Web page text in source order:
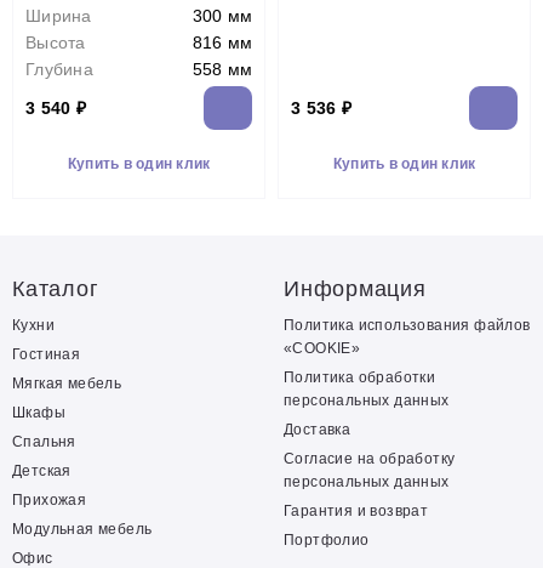
Ширина
300 мм
Высота
816 мм
Глубина
558 мм
3 540 ₽
Купить в один клик
3 536 ₽
Купить в один клик
Каталог
Кухни
Гостиная
Мягкая мебель
Шкафы
Спальня
Детская
Прихожая
Модульная мебель
Офис
Информация
Политика использования файлов
«COOKIE»
Политика обработки
персональных данных
Доставка
Согласие на обработку
персональных данных
Гарантия и возврат
Портфолио